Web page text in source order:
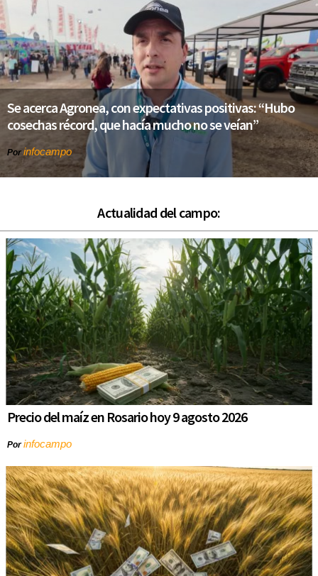
Se acerca Agronea, con expectativas positivas: “Hubo
cosechas récord, que hacía mucho no se veían”
Por infocampo
Actualidad del campo:
Precio del maíz en Rosario hoy 9 agosto 2026
Porinfocampo